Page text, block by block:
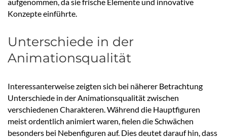
aufgenommen, da sie frische Elemente und innovative
Konzepte einführte.
Unterschiede in der
Animationsqualität
Interessanterweise zeigten sich bei näherer Betrachtung
Unterschiede in der Animationsqualität zwischen
verschiedenen Charakteren. Während die Hauptfiguren
meist ordentlich animiert waren, fielen die Schwächen
besonders bei Nebenfiguren auf. Dies deutet darauf hin, dass